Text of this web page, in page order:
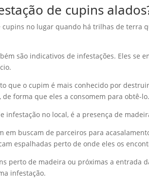
de cupins
cupins no lugar quando há trilhas de terra
são indicativos de infestações. Eles se
que o cupim é mais conhecido por
forma que eles a consomem para obtê-lo.
infestação no local, é a presença de
em buscam de parceiros para
espalhadas perto de onde eles os
perto de madeira ou próximas a entrada
infestação.